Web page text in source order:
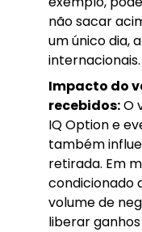
não sacar
um único dia,
internacionais.
Impacto do
recebidos:O
IQ Option e
também
retirada. Em
condicionado
volume de
liberar